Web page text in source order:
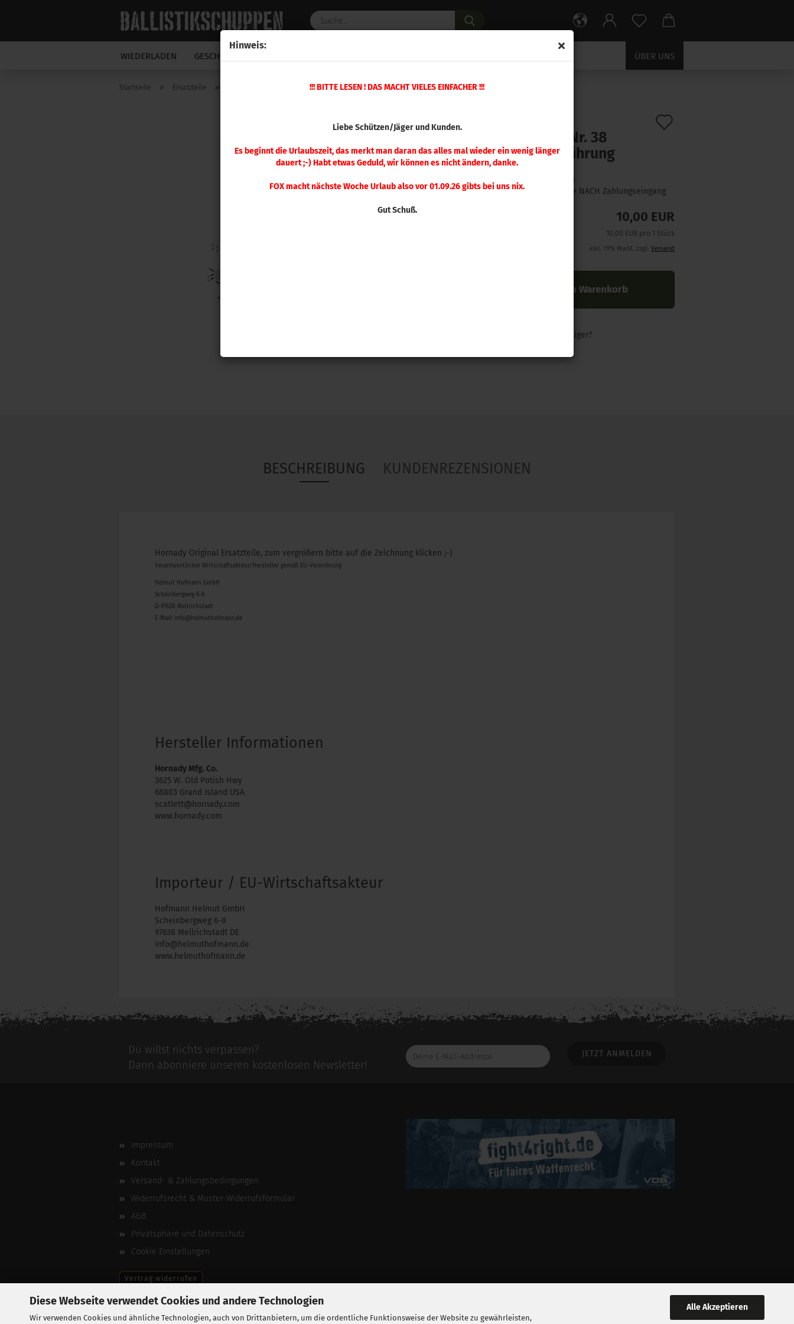
Diese Webseite verwendet Cookies und andere Technologien
Wir verwenden Cookies und ähnliche Technologien, auch von Drittanbietern, um die ordentliche Funktionsweise der Website zu gewährleisten,
Alle Akzeptieren
Hinweis:
!!! BITTE LESEN ! DAS MACHT VIELES EINFACHER !!!
Liebe Schützen/Jäger und Kunden.
Es beginnt die Urlaubszeit, das merkt man daran das alles mal wieder ein wenig länger
dauert ;-) Habt etwas Geduld, wir können es nicht ändern, danke.
FOX macht nächste Woche Urlaub also vor 01.09.26 gibts bei uns nix.
Gut Schuß.
WIEDERLADEN GESCHOSSE ÜBER UNS
Startseite » Ersatzteile » Hülsenzuführung » Ersatzteil Nr. 38 Hülsenzuführung
Ersatzteil Nr. 38
Hülsenzuführung
Lieferzeit:
1 Woche NACH Zahlungseingang
10,00 EUR
10,00 EUR pro 1 Stück
inkl. 19% MwSt. zzgl. Versand
In den Warenkorb
Woanders günstiger?
BESCHREIBUNG KUNDENREZENSIONEN
Hornady Original Ersatzteile, zum vergrößern bitte auf die Zeichnung klicken ;-)
Verantwortlicher Wirtschaftsakteur/Hersteller gemäß EU-Verordnung
Helmut Hofmann GmbH
Scheinbergweg 6-8
D-97638 Mellrichstadt
E-Mail: info@helmuthofmann.de
Hersteller Informationen
Hornady Mfg. Co.
3625 W. Old Potish Hwy
68803 Grand Island USA
scatlett@hornady.com
www.hornady.com
Importeur / EU-Wirtschaftsakteur
Hofmann Helmut GmbH
Scheinbergweg 6-8
97638 Mellrichstadt DE
info@helmuthofmann.de
www.helmuthofmann.de
Du willst nichts verpassen?
Dann abonniere unseren kostenlosen Newsletter!
Deine
E-
Impressum
Kontakt
Versand- & Zahlungsbedingungen
Widerrufsrecht & Muster-Widerrufsformular
AGB
Privatsphäre und Datenschutz
Cookie Einstellungen
Vertrag widerrufen